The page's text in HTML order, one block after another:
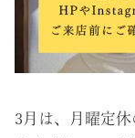
3月は、月曜定休